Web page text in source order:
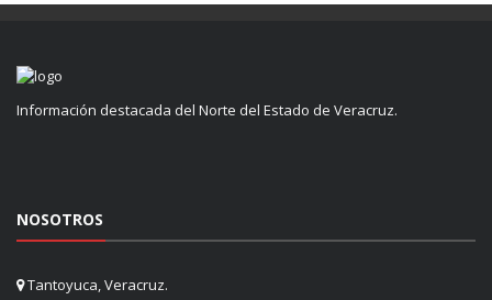
Información destacada del Norte del Estado de Veracruz.
NOSOTROS
Tantoyuca, Veracruz.